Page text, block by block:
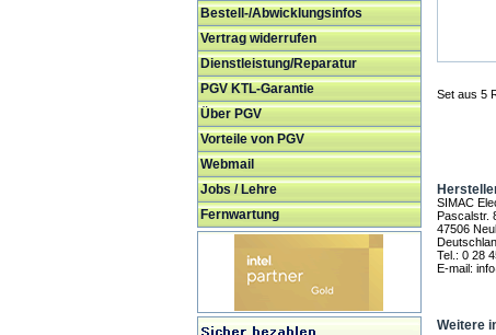
Bestell-/Abwicklungsinfos
Vertrag widerrufen
Dienstleistung/Reparatur
PGV KTL-Garantie
Über PGV
Vorteile von PGV
Webmail
Jobs / Lehre
Fernwartung
Set aus 5
SIMAC
Pascalstr.
47506
Tel.: 0 28
E-mail:
Weitere